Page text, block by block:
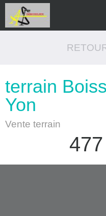
terrain
Yon
Vente terrain